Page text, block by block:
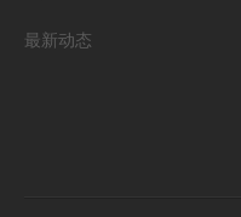
最新动态